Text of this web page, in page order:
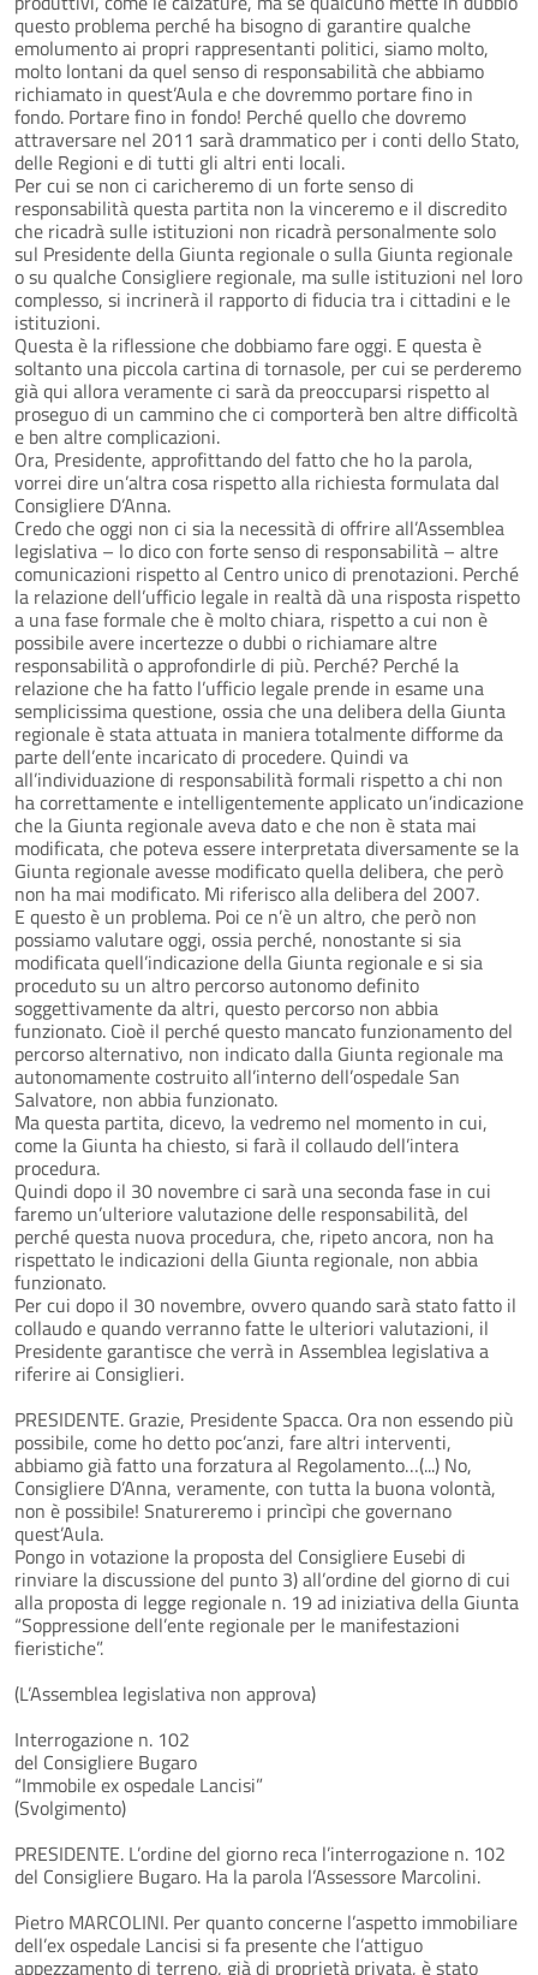
questo problema perché ha bisogno di garantire qualche
emolumento ai propri rappresentanti politici, siamo molto,
molto lontani da quel senso di responsabilità che abbiamo
richiamato in quest’Aula e che dovremmo portare fino in
fondo. Portare fino in fondo! Perché quello che dovremo
attraversare nel 2011 sarà drammatico per i conti dello Stato,
delle Regioni e di tutti gli altri enti locali.
Per cui se non ci caricheremo di un forte senso di
responsabilità questa partita non la vinceremo e il discredito
che ricadrà sulle istituzioni non ricadrà personalmente solo
sul Presidente della Giunta regionale o sulla Giunta regionale
o su qualche Consigliere regionale, ma sulle istituzioni nel loro
complesso, si incrinerà il rapporto di fiducia tra i cittadini e le
istituzioni.
Questa è la riflessione che dobbiamo fare oggi. E questa è
soltanto una piccola cartina di tornasole, per cui se perderemo
già qui allora veramente ci sarà da preoccuparsi rispetto al
proseguo di un cammino che ci comporterà ben altre difficoltà
e ben altre complicazioni.
Ora, Presidente, approfittando del fatto che ho la parola,
vorrei dire un’altra cosa rispetto alla richiesta formulata dal
Consigliere D’Anna.
Credo che oggi non ci sia la necessità di offrire all’Assemblea
legislativa – lo dico con forte senso di responsabilità – altre
comunicazioni rispetto al Centro unico di prenotazioni. Perché
la relazione dell’ufficio legale in realtà dà una risposta rispetto
a una fase formale che è molto chiara, rispetto a cui non è
possibile avere incertezze o dubbi o richiamare altre
responsabilità o approfondirle di più. Perché? Perché la
relazione che ha fatto l’ufficio legale prende in esame una
semplicissima questione, ossia che una delibera della Giunta
regionale è stata attuata in maniera totalmente difforme da
parte dell’ente incaricato di procedere. Quindi va
all’individuazione di responsabilità formali rispetto a chi non
ha correttamente e intelligentemente applicato un’indicazione
che la Giunta regionale aveva dato e che non è stata mai
modificata, che poteva essere interpretata diversamente se la
Giunta regionale avesse modificato quella delibera, che però
non ha mai modificato. Mi riferisco alla delibera del 2007.
E questo è un problema. Poi ce n’è un altro, che però non
possiamo valutare oggi, ossia perché, nonostante si sia
modificata quell’indicazione della Giunta regionale e si sia
proceduto su un altro percorso autonomo definito
soggettivamente da altri, questo percorso non abbia
funzionato. Cioè il perché questo mancato funzionamento del
percorso alternativo, non indicato dalla Giunta regionale ma
autonomamente costruito all’interno dell’ospedale San
Salvatore, non abbia funzionato.
Ma questa partita, dicevo, la vedremo nel momento in cui,
come la Giunta ha chiesto, si farà il collaudo dell’intera
procedura.
Quindi dopo il 30 novembre ci sarà una seconda fase in cui
faremo un’ulteriore valutazione delle responsabilità, del
perché questa nuova procedura, che, ripeto ancora, non ha
rispettato le indicazioni della Giunta regionale, non abbia
funzionato.
Per cui dopo il 30 novembre, ovvero quando sarà stato fatto il
collaudo e quando verranno fatte le ulteriori valutazioni, il
Presidente garantisce che verrà in Assemblea legislativa a
riferire ai Consiglieri.
PRESIDENTE. Grazie, Presidente Spacca. Ora non essendo più
possibile, come ho detto poc’anzi, fare altri interventi,
abbiamo già fatto una forzatura al Regolamento…(...) No,
Consigliere D’Anna, veramente, con tutta la buona volontà,
non è possibile! Snatureremo i princìpi che governano
quest’Aula.
Pongo in votazione la proposta del Consigliere Eusebi di
rinviare la discussione del punto 3) all’ordine del giorno di cui
alla proposta di legge regionale n. 19 ad iniziativa della Giunta
“Soppressione dell’ente regionale per le manifestazioni
fieristiche”.
(L’Assemblea legislativa non approva)
Interrogazione n. 102
del Consigliere Bugaro
“Immobile ex ospedale Lancisi”
(Svolgimento)
PRESIDENTE. L’ordine del giorno reca l’interrogazione n. 102
del Consigliere Bugaro. Ha la parola l’Assessore Marcolini.
Pietro MARCOLINI. Per quanto concerne l’aspetto immobiliare
dell’ex ospedale Lancisi si fa presente che l’attiguo
appezzamento di terreno, già di proprietà privata, è stato